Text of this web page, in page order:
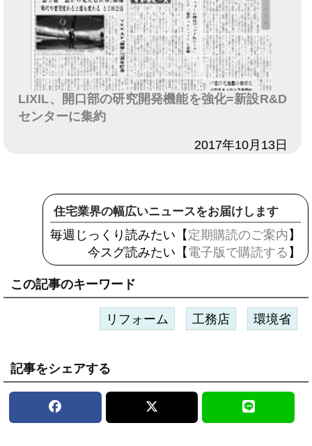
LIXIL、開口部の研究開発機能を強化=新設R&D
センターに集約
2017年10月13日
住宅業界の幅広いニュースをお届けします
毎週じっくり読みたい【 定期購読のご案内 】
今スグ読みたい【 電子版で購読する 】
この記事のキーワード
リフォーム 工務店 環境省
記事をシェアする